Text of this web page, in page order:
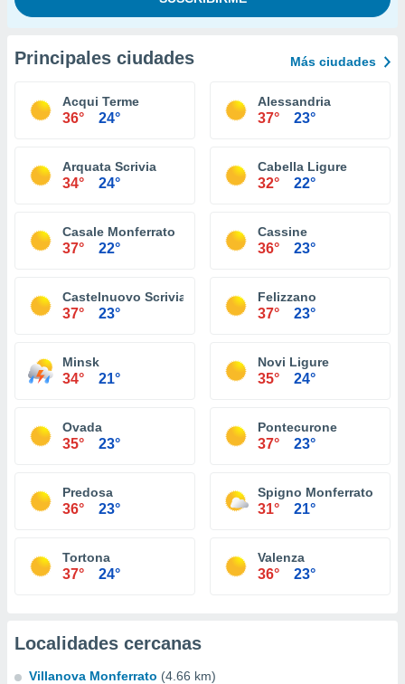
Principales ciudades Más ciudades
Acqui Terme
36° 24°
Alessandria
37° 23°
Arquata Scrivia
34° 24°
Cabella Ligure
32° 22°
Casale Monferrato
37° 22°
Cassine
36° 23°
Castelnuovo Scrivia
37° 23°
Felizzano
37° 23°
Minsk
34° 21°
Novi Ligure
35° 24°
Ovada
35° 23°
Pontecurone
37° 23°
Predosa
36° 23°
Spigno Monferrato
31° 21°
Tortona
37° 24°
Valenza
36° 23°
Localidades cercanas
Villanova Monferrato (4.66 km)